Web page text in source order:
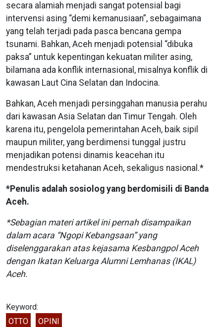
secara alamiah menjadi sangat potensial bagi
intervensi asing “demi kemanusiaan”, sebagaimana
yang telah terjadi pada pasca bencana gempa
tsunami. Bahkan, Aceh menjadi potensial “dibuka
paksa” untuk kepentingan kekuatan militer asing,
bilamana ada konflik internasional, misalnya konflik di
kawasan Laut Cina Selatan dan Indocina.
Bahkan, Aceh menjadi persinggahan manusia perahu
dari kawasan Asia Selatan dan Timur Tengah. Oleh
karena itu, pengelola pemerintahan Aceh, baik sipil
maupun militer, yang berdimensi tunggal justru
menjadikan potensi dinamis keacehan itu
mendestruksi ketahanan Aceh, sekaligus nasional.*
*Penulis adalah sosiolog yang berdomisili di Banda
Aceh.
*Sebagian materi artikel ini pernah disampaikan
dalam acara “Ngopi Kebangsaan” yang
diselenggarakan atas kejasama Kesbangpol Aceh
dengan Ikatan Keluarga Alumni Lemhanas (IKAL)
Aceh.
Keyword:
OTTO
OPINI